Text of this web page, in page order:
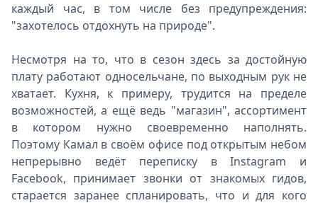
каждый час, в том числе без предупреждения:
"захотелось отдохнуть на природе".
Несмотря на то, что в сезон здесь за достойную
плату работают односельчане, по выходным рук не
хватает. Кухня, к примеру, трудится на пределе
возможностей, а ещё ведь "магазин", ассортимент
в котором нужно своевременно наполнять.
Поэтому Камал в своём офисе под открытым небом
непрерывно ведёт переписку в Instagram и
Facebook, принимает звонки от знакомых гидов,
старается заранее спланировать, что и для кого